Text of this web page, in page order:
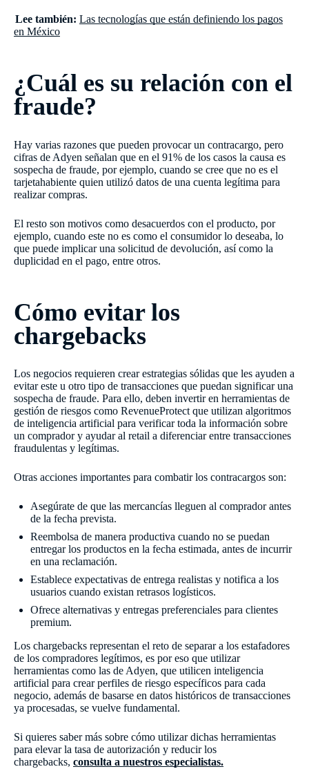
Lee también: Las tecnologías que están definiendo los pagos
en México
¿Cuál es su relación con el
fraude?
Hay varias razones que pueden provocar un contracargo, pero
cifras de Adyen señalan que en el 91% de los casos la causa es
sospecha de fraude, por ejemplo, cuando se cree que no es el
tarjetahabiente quien utilizó datos de una cuenta legítima para
realizar compras.
El resto son motivos como desacuerdos con el producto, por
ejemplo, cuando este no es como el consumidor lo deseaba, lo
que puede implicar una solicitud de devolución, así como la
duplicidad en el pago, entre otros.
Cómo evitar los
chargebacks
Los negocios requieren crear estrategias sólidas que les ayuden a
evitar este u otro tipo de transacciones que puedan significar una
sospecha de fraude. Para ello, deben invertir en herramientas de
gestión de riesgos como RevenueProtect que utilizan algoritmos
de inteligencia artificial para verificar toda la información sobre
un comprador y ayudar al retail a diferenciar entre transacciones
fraudulentas y legítimas.
Otras acciones importantes para combatir los contracargos son:
Asegúrate de que las mercancías lleguen al comprador antes
de la fecha prevista.
Reembolsa de manera productiva cuando no se puedan
entregar los productos en la fecha estimada, antes de incurrir
en una reclamación.
Establece expectativas de entrega realistas y notifica a los
usuarios cuando existan retrasos logísticos.
Ofrece alternativas y entregas preferenciales para clientes
premium.
Los chargebacks representan el reto de separar a los estafadores
de los compradores legítimos, es por eso que utilizar
herramientas como las de Adyen, que utilicen inteligencia
artificial para crear perfiles de riesgo específicos para cada
negocio, además de basarse en datos históricos de transacciones
ya procesadas, se vuelve fundamental.
Si quieres saber más sobre cómo utilizar dichas herramientas
para elevar la tasa de autorización y reducir los
chargebacks, consulta a nuestros especialistas.